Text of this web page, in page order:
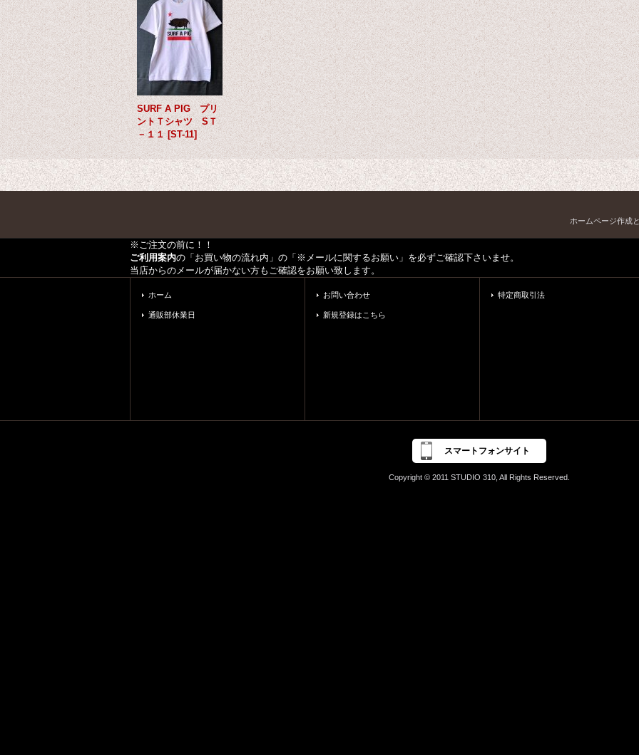
SURF A PIG プリ
ントＴシャツ SＴ
－１１ [ST-11]
ホームページ作成
※ご注文の前に！！
ご利用案内の「お買い物の流れ内」の「※メールに関するお願い」を必ずご確認下さいませ。
当店からのメールが届かない方もご確認をお願い致します。
ホーム
通販部休業日
お問い合わせ
新規登録はこちら
特定商取引法
スマートフォンサイト
Copyright © 2011 STUDIO 310, All Rights Reserved.